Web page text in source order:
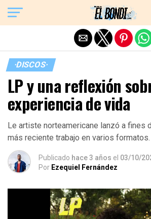
·DISCOS·
LP y una reflexión
experiencia de vida
Le artiste norteamericane lanzó a fines
más reciente trabajo en varios formatos.
Publicado hace 3 años el 03/10/
Por Ezequiel Fernández
Exit mobile version